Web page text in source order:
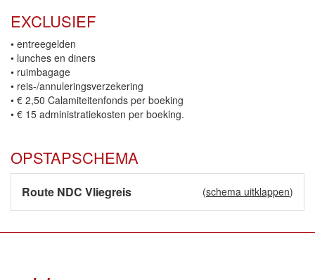
EXCLUSIEF
• entreegelden
• lunches en diners
• ruimbagage
• reis-/annuleringsverzekering
• € 2,50 Calamiteitenfonds per boeking
• € 15 administratiekosten per boeking.
OPSTAPSCHEMA
Route NDC Vliegreis (schema uitklappen)